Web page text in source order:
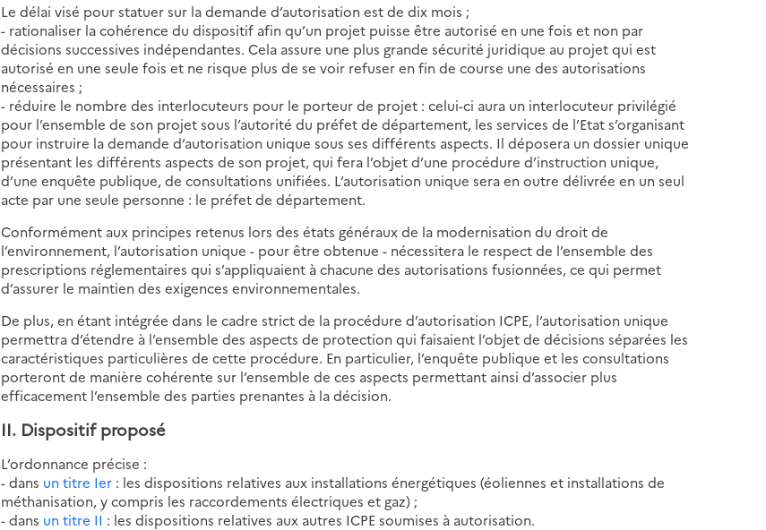
Le délai visé pour statuer sur la demande d’autorisation est de dix mois ;
- rationaliser la cohérence du dispositif afin qu’un projet puisse être autorisé en une fois et non par
décisions successives indépendantes. Cela assure une plus grande sécurité juridique au projet qui est
autorisé en une seule fois et ne risque plus de se voir refuser en fin de course une des autorisations
nécessaires ;
- réduire le nombre des interlocuteurs pour le porteur de projet : celui-ci aura un interlocuteur privilégié
pour l’ensemble de son projet sous l’autorité du préfet de département, les services de l’Etat s’organisant
pour instruire la demande d’autorisation unique sous ses différents aspects. Il déposera un dossier unique
présentant les différents aspects de son projet, qui fera l’objet d’une procédure d’instruction unique,
d’une enquête publique, de consultations unifiées. L’autorisation unique sera en outre délivrée en un seul
acte par une seule personne : le préfet de département.
Conformément aux principes retenus lors des états généraux de la modernisation du droit de
l’environnement, l’autorisation unique - pour être obtenue - nécessitera le respect de l’ensemble des
prescriptions réglementaires qui s’appliquaient à chacune des autorisations fusionnées, ce qui permet
d’assurer le maintien des exigences environnementales.
De plus, en étant intégrée dans le cadre strict de la procédure d’autorisation ICPE, l’autorisation unique
permettra d’étendre à l’ensemble des aspects de protection qui faisaient l’objet de décisions séparées les
caractéristiques particulières de cette procédure. En particulier, l’enquête publique et les consultations
porteront de manière cohérente sur l’ensemble de ces aspects permettant ainsi d’associer plus
efficacement l’ensemble des parties prenantes à la décision.
II. Dispositif proposé
L’ordonnance précise :
- dans un titre Ier : les dispositions relatives aux installations énergétiques (éoliennes et installations de
méthanisation, y compris les raccordements électriques et gaz) ;
- dans un titre II : les dispositions relatives aux autres ICPE soumises à autorisation.